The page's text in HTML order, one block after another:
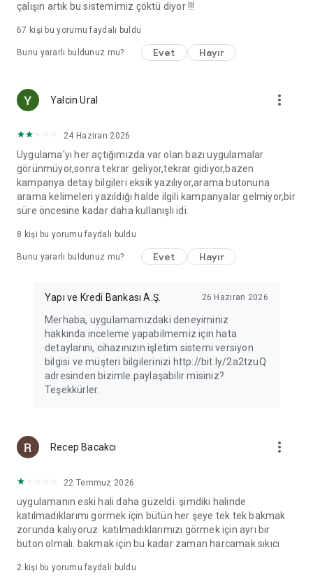
çalışın artık bu sistemimiz çöktü diyor !!!
67 kişi bu yorumu faydalı buldu
Bunu yararlı buldunuz mu? Evet Hayır
Yalcin Ural more_vert
24 Haziran 2026
Uygulama'yı her açtığımızda var olan bazı uygulamalar
görünmüyor,sonra tekrar geliyor,tekrar gidiyor,bazen
kampanya detay bilgileri eksik yazılıyor,arama butonuna
arama kelimeleri yazıldığı halde ilgili kampanyalar gelmiyor,bir
süre öncesine kadar daha kullanışlı idi.
8 kişi bu yorumu faydalı buldu
Bunu yararlı buldunuz mu? Evet Hayır
Yapı ve Kredi Bankası A.Ş. 26 Haziran 2026
Merhaba, uygulamamızdaki deneyiminiz
hakkında inceleme yapabilmemiz için hata
detaylarını, cihazınızın işletim sistemi versiyon
bilgisi ve müşteri bilgilerinizi http://bit.ly/2a2tzuQ
adresinden bizimle paylaşabilir misiniz?
Teşekkürler.
Recep Bacakcı more_vert
22 Temmuz 2026
uygulamanın eski hali daha güzeldi. şimdiki halinde
katılmadıklarımı görmek için bütün her şeye tek tek bakmak
zorunda kalıyoruz. katılmadıklarımızı görmek için ayrı bir
buton olmalı. bakmak için bu kadar zaman harcamak sıkıcı
2 kişi bu yorumu faydalı buldu